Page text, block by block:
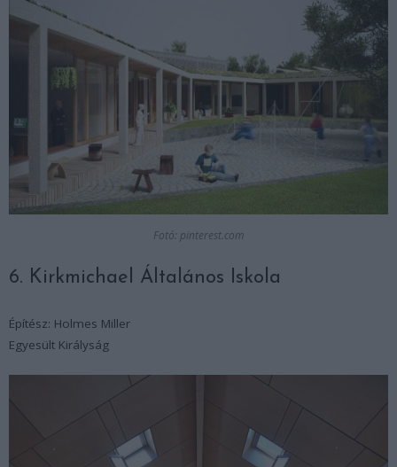
Fotó: pinterest.com
6. Kirkmichael Általános Iskola
Építész: Holmes Miller
Egyesült Királyság